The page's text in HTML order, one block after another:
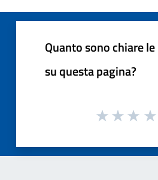
Quanto sono chiare
su questa pagina?